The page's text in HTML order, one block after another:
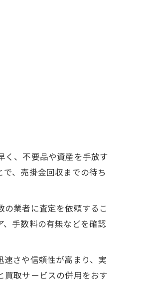
く、不要品や資産を手放す
、売掛金回収までの待ち
業者に査定を依頼するこ
手数料の有無などを確認
さや信頼性が高まり、実
買取サービスの併用をおす